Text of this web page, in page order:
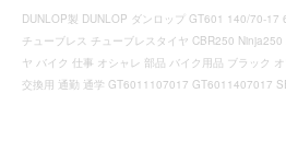
DUNLOP製 DUNLOP ダンロップ GT601 140/70-
チューブレス チューブレスタイヤ CBR250
ヤ バイク 仕事 オシャレ 部品 バイク用品 ブラック
交換用 通勤 通学 GT6011107017 GT6011407017